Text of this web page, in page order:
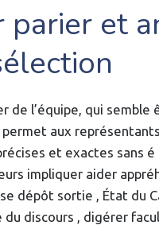
et
de l’équipe, qui semble
permet aux
et exactes sans é
impliquer aider
dépôt sortie , État du
du discours , digérer